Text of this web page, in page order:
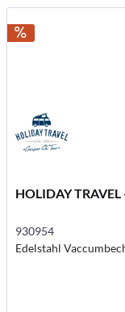
HOLIDAY
930954
Edelstahl